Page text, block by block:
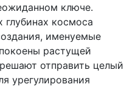
ключе.
космоса
именуемые
растущей
отправить целый
урегулирования